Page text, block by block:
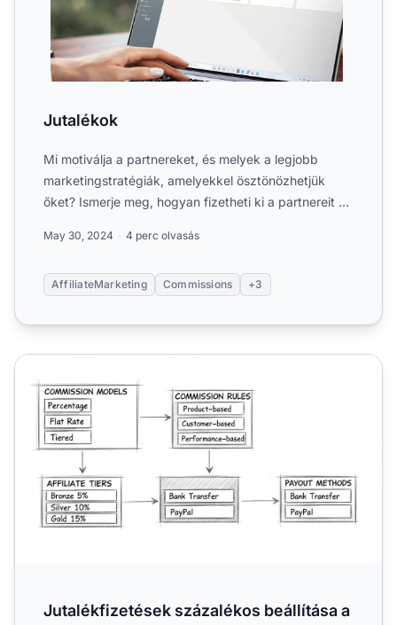
Jutalékok
Mi motiválja a partnereket, és melyek a legjobb
marketingstratégiák, amelyekkel ösztönözhetjük
őket? Ismerje meg, hogyan fizetheti ki a partnereit a
May 30, 2024 4 perc olvasás
AffiliateMarketing Commissions +3
Jutalékfizetések százalékos beállítása a Post Affiliate
Jutalékfizetések százalékos beállítása a